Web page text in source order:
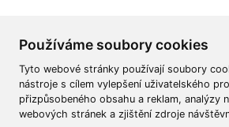
Používáme soubory cookies
Tyto webové stránky používají soubory
nástroje s cílem vylepšení uživatelského
přizpůsobeného obsahu a reklam, analýzy
webových stránek a zjištění zdroje
Všeobecné obchodní podmínky Reklamační řád